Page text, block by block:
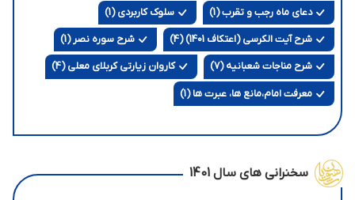
دعای ماه رجب و تقرب (1) سلوک کاربردی (1)
شرح آیت الکرسی (اعتکاف 1401) (4) شرح سوره نصر (1)
شرح مناجات شعبانیه (7) کاروان زيارتي کربلاي معلي (4)
معرفت امام،مانع ها، عبرت ها (1)
سخنرانی های سال 1401